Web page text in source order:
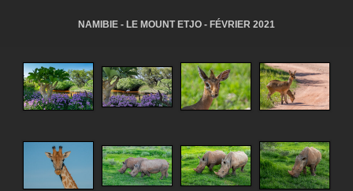
NAMIBIE - LE MOUNT ETJO - FÉVRIER 2021